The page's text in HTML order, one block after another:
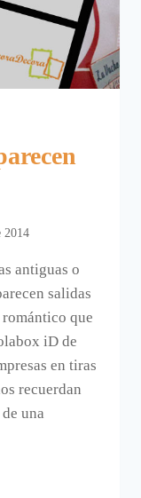
2014
antiguas o
salidas
que
iD de
en tiras
recuerdan
una